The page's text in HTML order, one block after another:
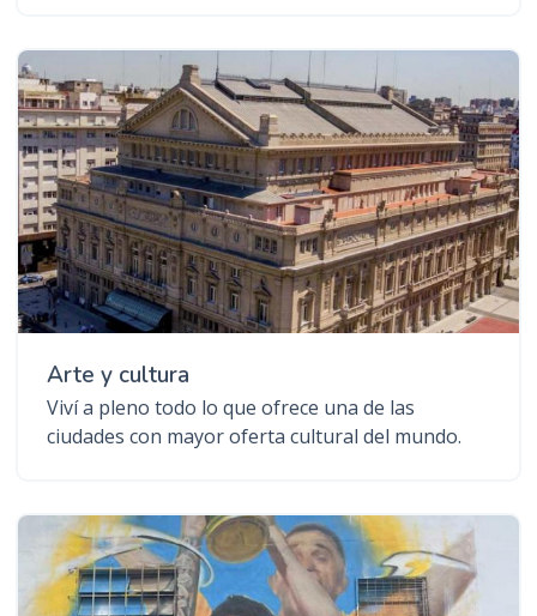
Arte y cultura
Viví a pleno todo lo que ofrece una de las
ciudades con mayor oferta cultural del mundo.